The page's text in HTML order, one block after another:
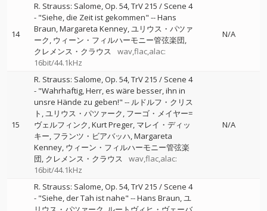
14
R. Strauss: Salome, Op. 54, TrV 215 / Scene 4
- "Siehe, die Zeit ist gekommen" --Hans
Braun Margareta Kenney ユリウス・パツァ
ーク ウィーン・フィルハーモニー管弦楽団
クレメンス・クラウス
wav,flac,alac:
16bit/44.1kHz
N/A
15
R. Strauss: Salome, Op. 54, TrV 215 / Scene 4
- "Wahrhaftig, Herr, es wäre besser, ihn in
unsre Hände zu geben!" -- ルドルフ・クリス
ト ユリウス・パツァーク フーゴ・メイヤー=
ヴェルフィンク Kurt Preger マレイ・ディッ
キー フランツ・ビアバッハ Margareta
Kenney ウィーン・フィルハーモニー管弦楽
団 クレメンス・クラウス
wav,flac,alac:
16bit/44.1kHz
N/A
R. Strauss: Salome, Op. 54, TrV 215 / Scene 4
- "Siehe, der Tah ist nahe" --Hans Braun ユ